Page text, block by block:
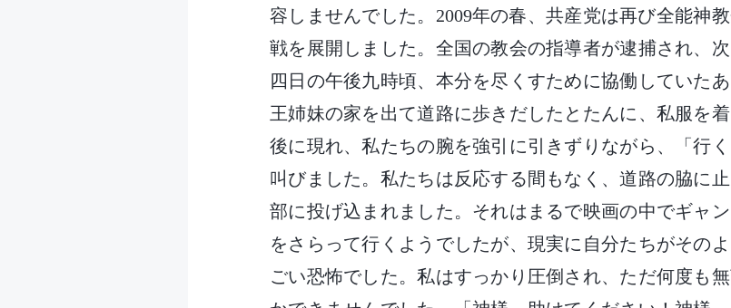
容しませんでした。2009年の春、共産党は再び全能神
戦を展開しました。全国の教会の指導者が逮捕され、
四日の午後九時頃、本分を尽くすために協働していた
王姉妹の家を出て道路に歩きだしたとたんに、私服を
後に現れ、私たちの腕を強引に引きずりながら、「行
叫びました。私たちは反応する間もなく、道路の脇に
部に投げ込まれました。それはまるで映画の中でギャ
をさらって行くようでしたが、現実に自分たちがその
ごい恐怖でした。私はすっかり圧倒され、ただ何度も